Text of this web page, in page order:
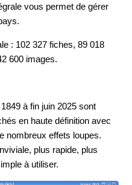
vous permet de gérer
: 102 327 fiches, 89 018
600 images.
à fin juin 2025 sont
en haute définition avec
nombreux effets loupes.
plus rapide, plus
à utiliser.